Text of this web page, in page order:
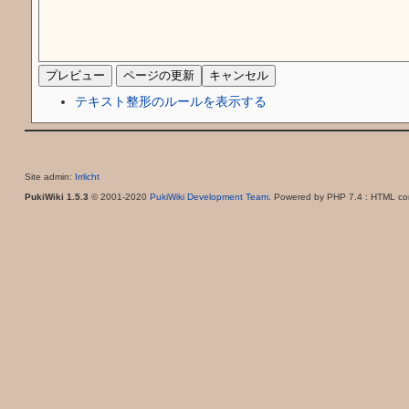
テキスト整形のルールを表示する
Site admin: Irrlicht
PukiWiki 1.5.3 © 2001-2020 PukiWiki Development Team. Powered by PHP 7.4 : HTML